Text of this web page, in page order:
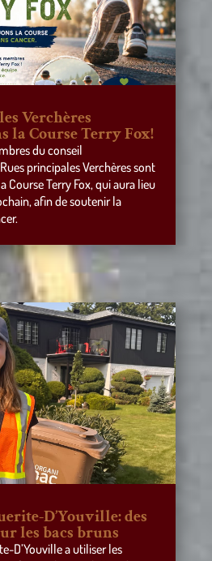
Verchères
la Course Terry Fox!
du conseil
principales Verchères sont
Course Terry Fox, qui aura lieu
afin de soutenir la
D’Youville: des
les bacs bruns
D’Youville a utiliser les